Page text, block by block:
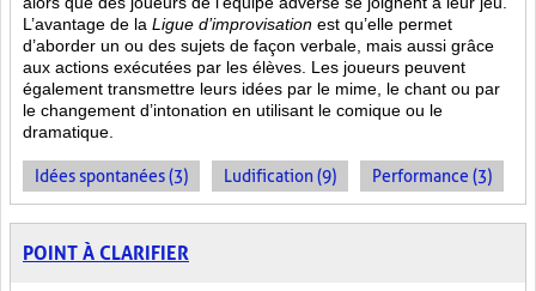
L’avantage de la Ligue d’improvisation est qu’elle permet
d’aborder un ou des sujets de façon verbale, mais aussi grâce
aux actions exécutées par les élèves. Les joueurs peuvent
également transmettre leurs idées par le mime, le chant ou par
le changement d’intonation en utilisant le comique ou le
dramatique.
Idées spontanées (3) Ludification (9) Performance (3)
POINT À CLARIFIER